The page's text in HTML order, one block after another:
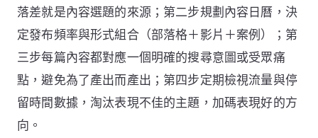
落差就是內容選題的來源；第二步規劃內容日曆，決
定發布頻率與形式組合（部落格＋影片＋案例）；第
三步每篇內容都對應一個明確的搜尋意圖或受眾痛
點，避免為了產出而產出；第四步定期檢視流量與停
留時間數據，淘汰表現不佳的主題，加碼表現好的方
向。